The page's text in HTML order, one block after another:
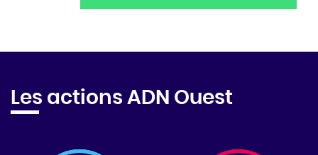
Les actions ADN Ouest